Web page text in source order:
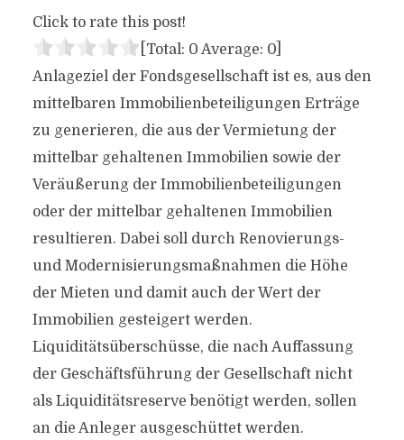
Click to rate this post!
[Total: 0 Average: 0]
Anlageziel der Fondsgesellschaft ist es, aus den
mittelbaren Immobilienbeteiligungen Erträge
zu generieren, die aus der Vermietung der
mittelbar gehaltenen Immobilien sowie der
Veräußerung der Immobilienbeteiligungen
oder der mittelbar gehaltenen Immobilien
resultieren. Dabei soll durch Renovierungs-
und Modernisierungsmaßnahmen die Höhe
der Mieten und damit auch der Wert der
Immobilien gesteigert werden.
Liquiditätsüberschüsse, die nach Auffassung
der Geschäftsführung der Gesellschaft nicht
als Liquiditätsreserve benötigt werden, sollen
an die Anleger ausgeschüttet werden.